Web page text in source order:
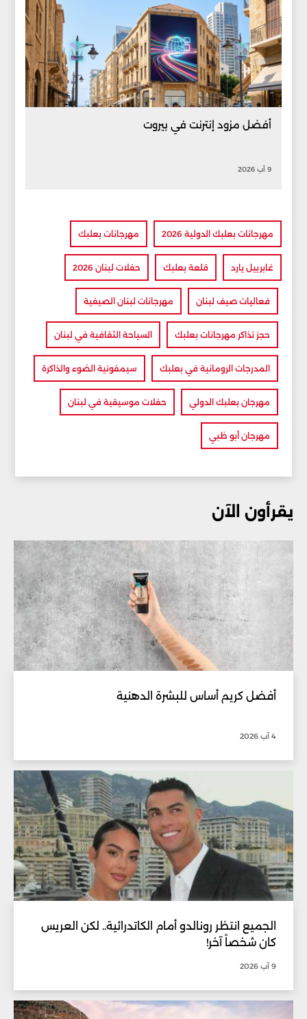
أفضل مزود إنترنت في بيروت
9 آب 2026
مهرجانات بعلبك الدولية 2026 مهرجانات بعلبك
غابرييل يارد قلعة بعلبك حفلات لبنان 2026
فعاليات صيف لبنان مهرجانات لبنان الصيفية
حجز تذاكر مهرجانات بعلبك السياحة الثقافية في لبنان
المدرجات الرومانية في بعلبك سيمفونية الضوء والذاكرة
مهرجان بعلبك الدولي حفلات موسيقية في لبنان
مهرجان أبو ظبي
يقرأون الآن
أفضل كريم أساس للبشرة الدهنية
4 آب 2026
الجميع انتظر رونالدو أمام الكاتدرائية.. لكن العريس
كان شخصاً آخر!
9 آب 2026